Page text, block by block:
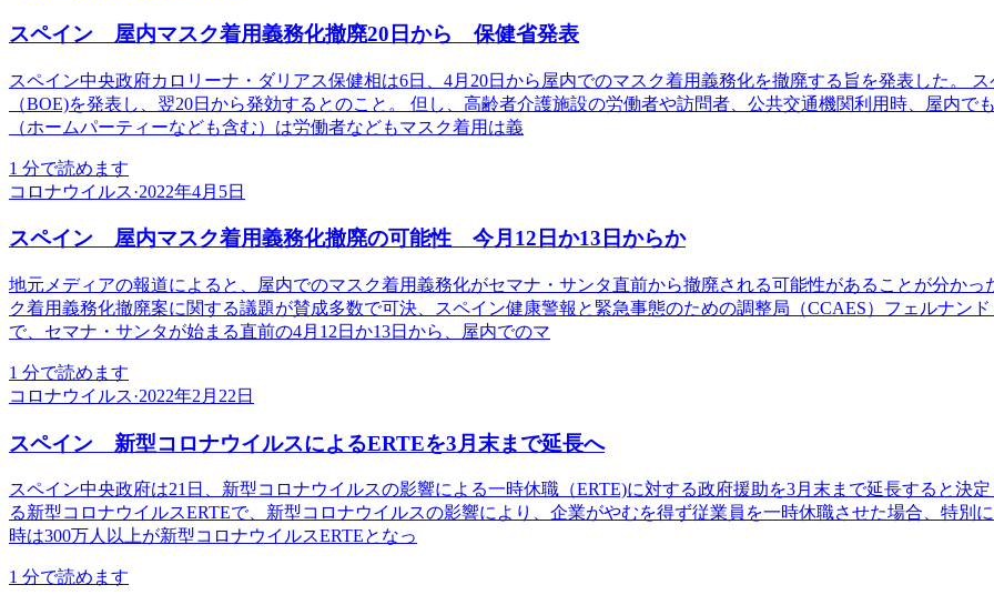
スペイン 屋内マスク着用義務化撤廃20日から 保健省発表
スペイン中央政府カロリーナ・ダリアス保健相は6日、4月20日から屋内でのマスク着用義務化を撤廃する旨を発表した。
（BOE)を発表し、翌20日から発効するとのこと。 但し、高齢者介護施設の労働者や訪問者、公共交通機関利用時、屋内
（ホームパーティーなども含む）は労働者などもマスク着用は義
1 分で読めます
コロナウイルス·2022年4月5日
スペイン 屋内マスク着用義務化撤廃の可能性 今月12日か13日からか
地元メディアの報道によると、屋内でのマスク着用義務化がセマナ・サンタ直前から撤廃される可能性があることが分か
ク着用義務化撤廃案に関する議題が賛成多数で可決、スペイン健康警報と緊急事態のための調整局（CCAES）フェルナン
で、セマナ・サンタが始まる直前の4月12日か13日から、屋内でのマ
1 分で読めます
コロナウイルス·2022年2月22日
スペイン 新型コロナウイルスによるERTEを3月末まで延長へ
スペイン中央政府は21日、新型コロナウイルスの影響による一時休職（ERTE)に対する政府援助を3月末まで延長すると決
る新型コロナウイルスERTEで、新型コロナウイルスの影響により、企業がやむを得ず従業員を一時休職させた場合、特別
時は300万人以上が新型コロナウイルスERTEとなっ
1 分で読めます